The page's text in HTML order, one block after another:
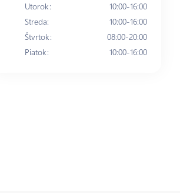
Utorok:
10:00-16:00
Streda:
10:00-16:00
Štvrtok:
08:00-20:00
Piatok: 10:00-16:00